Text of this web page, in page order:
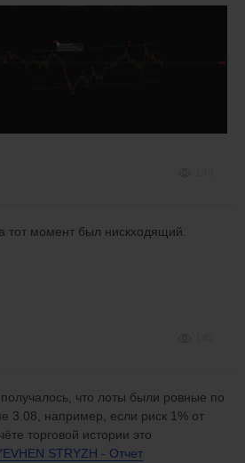
тот момент был нискходящий.
получалось, что лоты были ровные по
3.08, например, если риск 1% от
торговой истории это
STRYZH - Отчет